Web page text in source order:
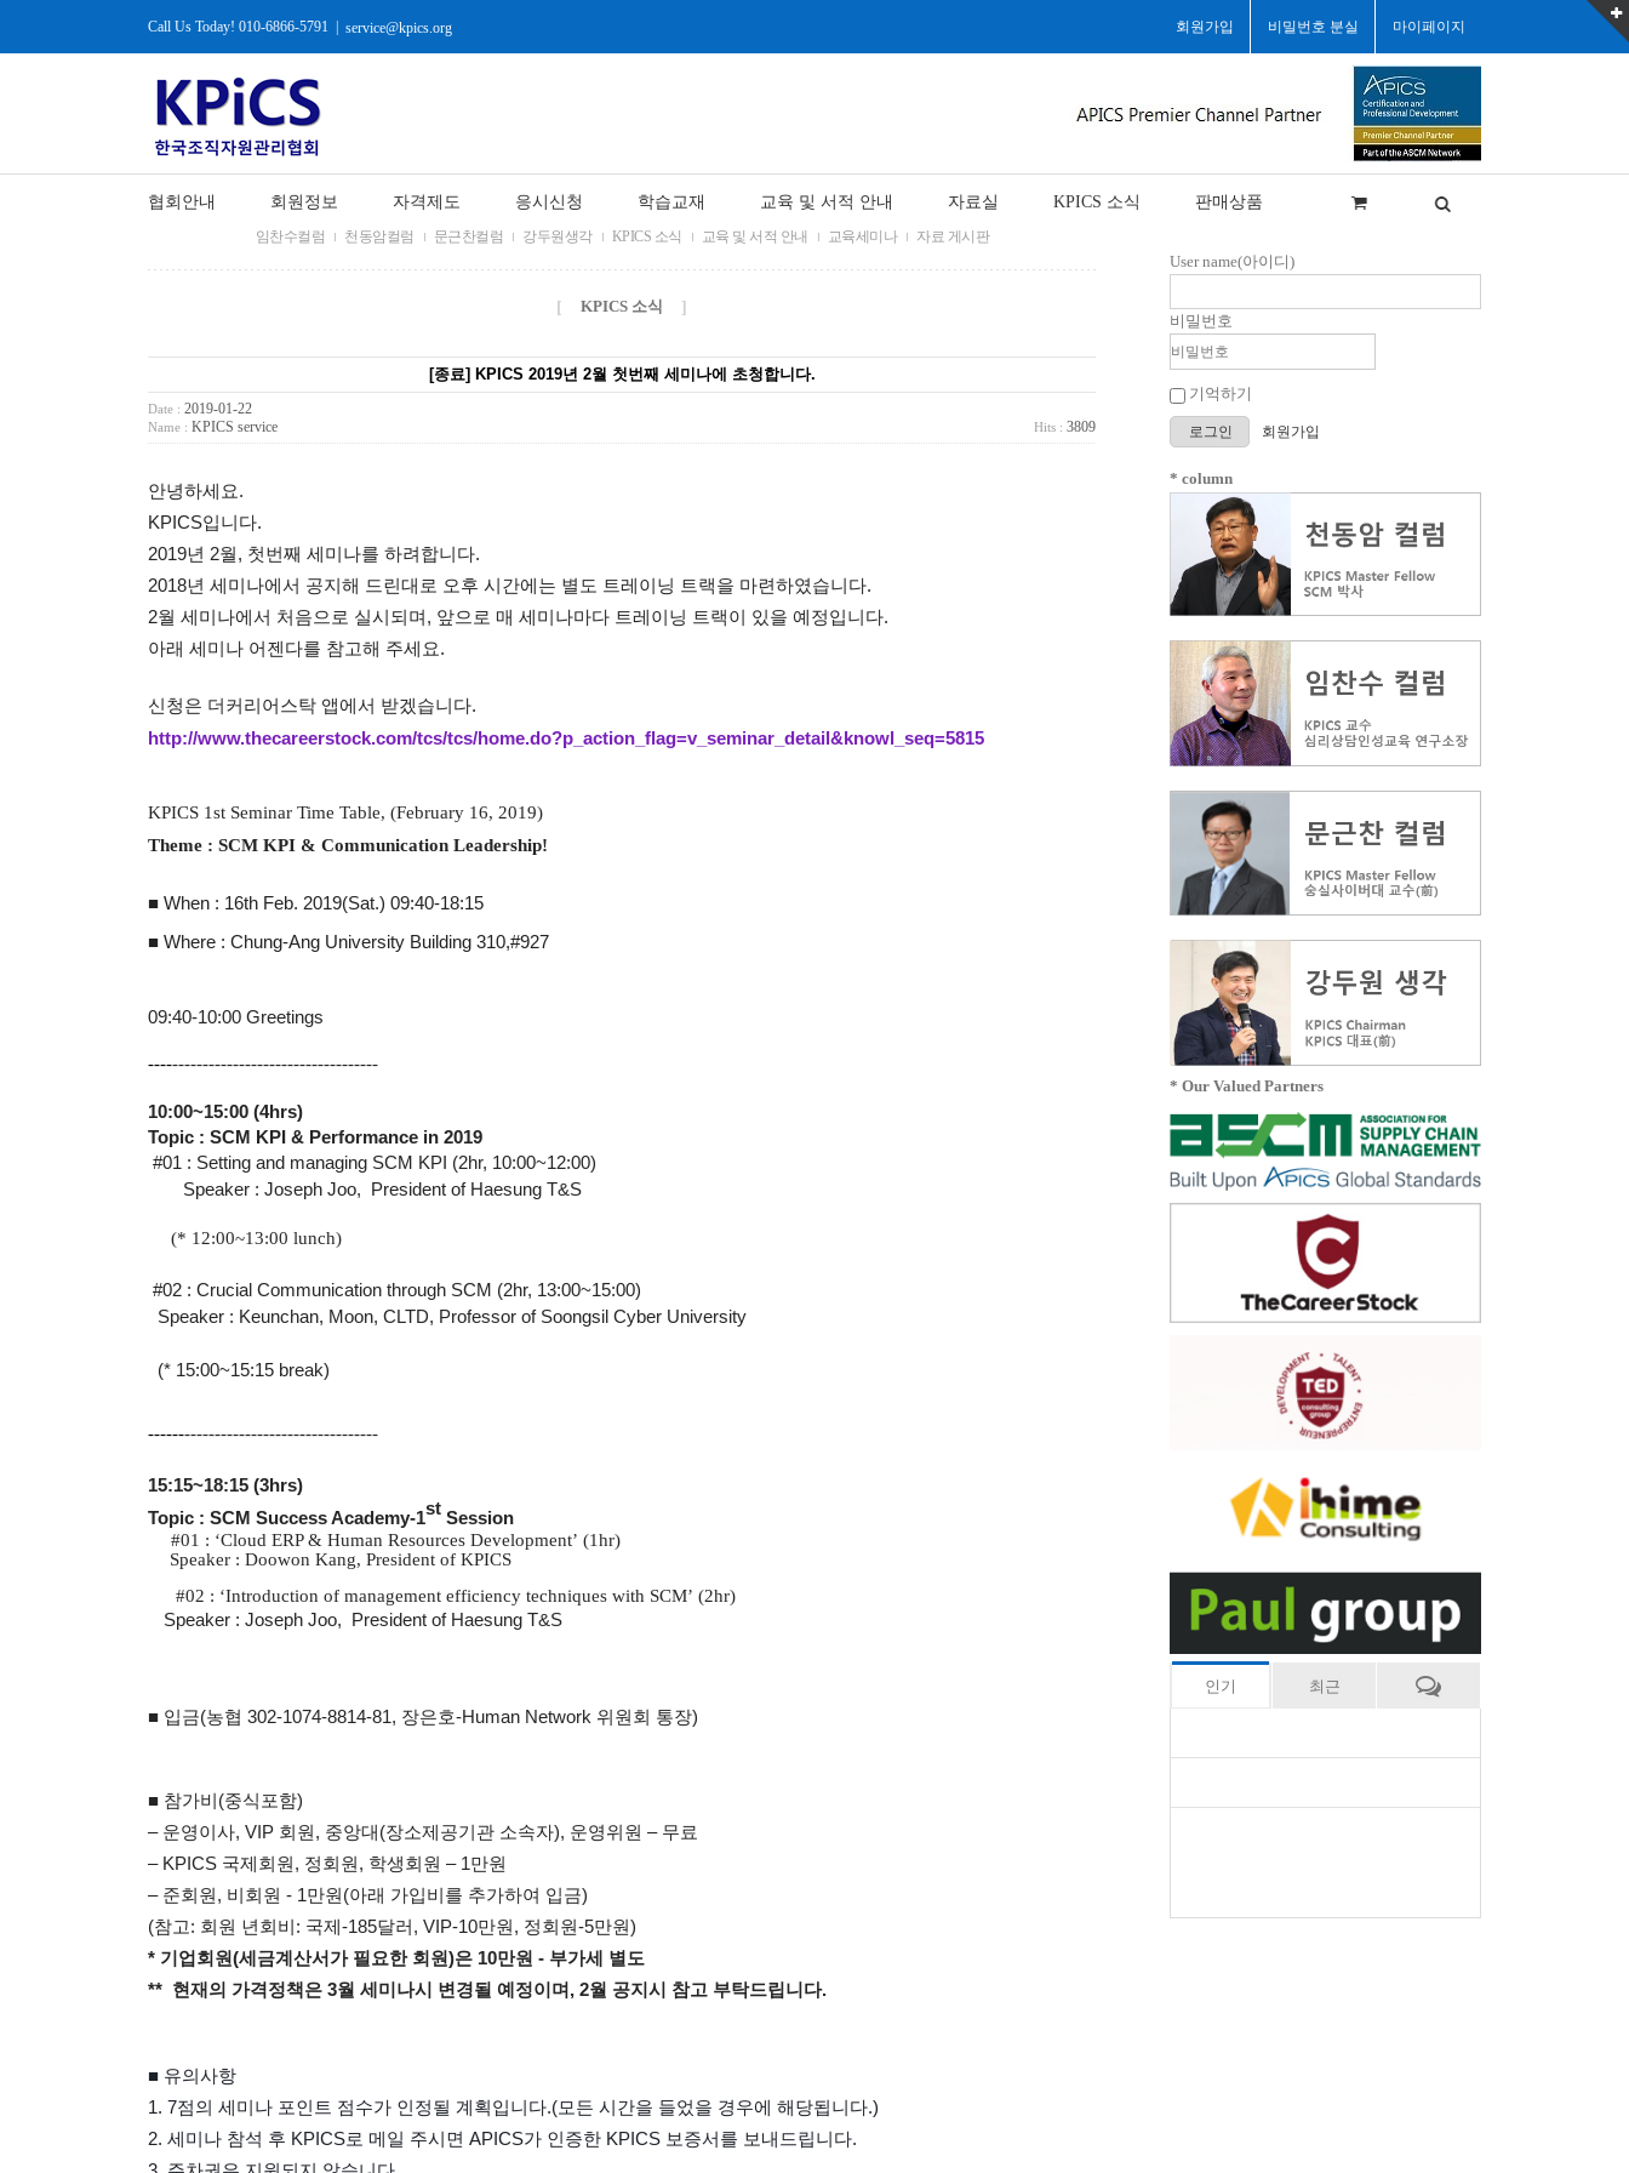
Call Us Today! 010-6866-5791 | service@kpics.org 회원가입 비밀번호 분실 마이페이지
협회안내 회원정보 자격제도 응시신청 학습교재 교육 및 서적 안내 자료실 KPICS 소식 판매상품
User name(아이디)
비밀번호
기억하기
로그인 회원가입
* column
* Our Valued Partners
인기 최근
임찬수컬럼 천동암컬럼 문근찬컬럼 강두원생각 KPICS 소식 교육 및 서적 안내 교육세미나 자료 게시판
[ KPICS 소식 ]
[종료] KPICS 2019년 2월 첫번째 세미나에 초청합니다.
Date : 2019-01-22
Name : KPICS service Hits : 3809
안녕하세요.
KPICS입니다.
2019년 2월, 첫번째 세미나를 하려합니다.
2018년 세미나에서 공지해 드린대로 오후 시간에는 별도 트레이닝 트랙을 마련하였습니다.
2월 세미나에서 처음으로 실시되며, 앞으로 매 세미나마다 트레이닝 트랙이 있을 예정입니다.
아래 세미나 어젠다를 참고해 주세요.
신청은 더커리어스탁 앱에서 받겠습니다.
http://www.thecareerstock.com/tcs/tcs/home.do?p_action_flag=v_seminar_detail&knowl_seq=5815
KPICS 1st Seminar Time Table, (February 16, 2019)
Theme : SCM KPI & Communication Leadership!
■ When : 16th Feb. 2019(Sat.) 09:40-18:15
■ Where : Chung-Ang University Building 310,#927
09:40-10:00 Greetings
--------------------------------------
10:00~15:00 (4hrs)
Topic : SCM KPI & Performance in 2019
#01 : Setting and managing SCM KPI (2hr, 10:00~12:00)
Speaker : Joseph Joo, President of Haesung T&S
(* 12:00~13:00 lunch)
#02 : Crucial Communication through SCM (2hr, 13:00~15:00)
Speaker : Keunchan, Moon, CLTD, Professor of Soongsil Cyber University
(* 15:00~15:15 break)
--------------------------------------
15:15~18:15 (3hrs)
Topic : SCM Success Academy-1st Session
#01 : ‘Cloud ERP & Human Resources Development’ (1hr)
Speaker : Doowon Kang, President of KPICS
#02 : ‘Introduction of management efficiency techniques with SCM’ (2hr)
Speaker : Joseph Joo, President of Haesung T&S
■ 입금(농협 302-1074-8814-81, 장은호-Human Network 위원회 통장)
■ 참가비(중식포함)
– 운영이사, VIP 회원, 중앙대(장소제공기관 소속자), 운영위원 – 무료
– KPICS 국제회원, 정회원, 학생회원 – 1만원
– 준회원, 비회원 - 1만원(아래 가입비를 추가하여 입금)
(참고: 회원 년회비: 국제-185달러, VIP-10만원, 정회원-5만원)
* 기업회원(세금계산서가 필요한 회원)은 10만원 - 부가세 별도
** 현재의 가격정책은 3월 세미나시 변경될 예정이며, 2월 공지시 참고 부탁드립니다.
■ 유의사항
1. 7점의 세미나 포인트 점수가 인정될 계획입니다.(모든 시간을 들었을 경우에 해당됩니다.)
2. 세미나 참석 후 KPICS로 메일 주시면 APICS가 인증한 KPICS 보증서를 보내드립니다.